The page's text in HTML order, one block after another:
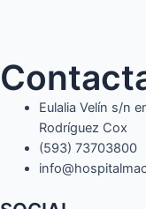
Eulalia Velín s/n
Rodríguez Cox
(593) 73703800​